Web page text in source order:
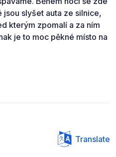
jsou slyšet auta ze silnice,
kterým zpomalí a za ním
je to moc pěkné místo na
Translate